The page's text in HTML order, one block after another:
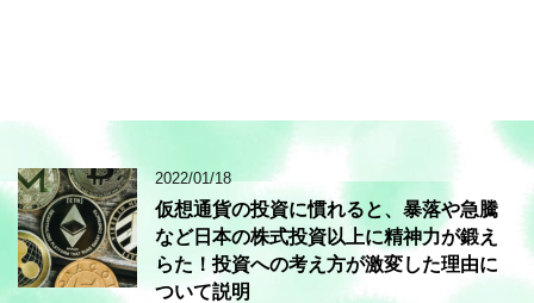
2022/01/18
仮想通貨の投資に慣れると、暴落や急騰
など日本の株式投資以上に精神力が鍛え
らた！投資への考え方が激変した理由に
ついて説明